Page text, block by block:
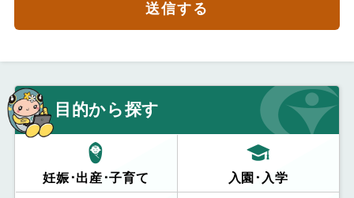
送信する
目的から探す
妊娠･出産･子育て 入園･入学